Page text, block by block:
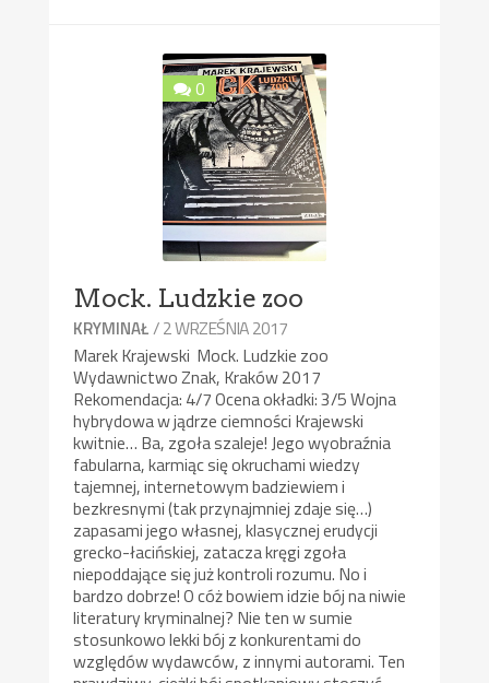
0
Mock. Ludzkie zoo
KRYMINAŁ/ 2 WRZEŚNIA 2017
Marek Krajewski Mock. Ludzkie zoo
Wydawnictwo Znak, Kraków 2017
Rekomendacja: 4/7 Ocena okładki: 3/5 Wojna
hybrydowa w jądrze ciemności Krajewski
kwitnie… Ba, zgoła szaleje! Jego wyobraźnia
fabularna, karmiąc się okruchami wiedzy
tajemnej, internetowym badziewiem i
bezkresnymi (tak przynajmniej zdaje się…)
zapasami jego własnej, klasycznej erudycji
grecko-łacińskiej, zatacza kręgi zgoła
niepoddające się już kontroli rozumu. No i
bardzo dobrze! O cóż bowiem idzie bój na niwie
literatury kryminalnej? Nie ten w sumie
stosunkowo lekki bój z konkurentami do
względów wydawców, z innymi autorami. Ten